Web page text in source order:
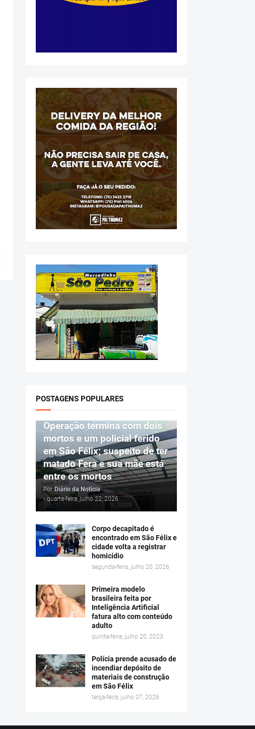
POSTAGENS POPULARES
POLÍCIA
Operação termina com dois
mortos e um policial ferido
em São Félix; suspeito de ter
matado Fera e sua mãe está
entre os mortos
Por Diário da Notícia
- quarta-feira, julho 22, 2026
Corpo decapitado é
encontrado em São Félix e
cidade volta a registrar
homicídio
segunda-feira, julho 20, 2026
Primeira modelo
brasileira feita por
Inteligência Artificial
fatura alto com conteúdo
adulto
quinta-feira, julho 20, 2023
Polícia prende acusado de
incendiar depósito de
materiais de construção
em São Félix
terça-feira, julho 07, 2026